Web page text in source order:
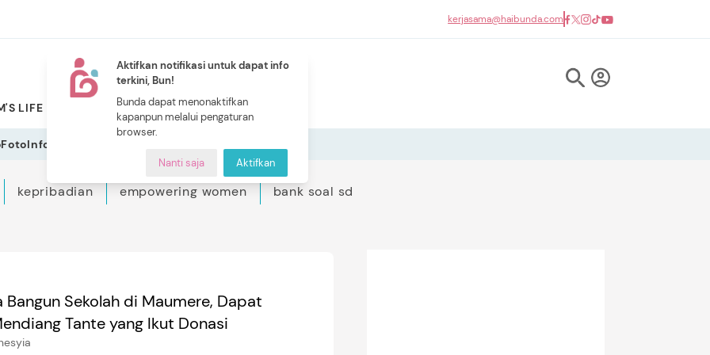
Aktifkan notifikasi untuk dapat info
terkini, Bun!
Bunda dapat menonaktifkan
kapanpun melalui pengaturan
browser.
Nanti saja Aktifkan
kerjasama@haibunda.com
LIFE PILIHAN BUNDA
NEW
CERITA BUNDA
FotoInfografis
kepribadian empowering women bank soal sd
Bangun Sekolah di Maumere, Dapat
Tante yang Ikut Donasi